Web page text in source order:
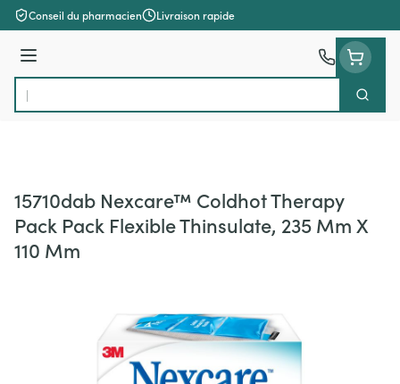
Aller au contenu
Conseil du pharmacien Livraison rapide
Menu
Rechercher
15710dab Nexcare™ Coldhot Therapy
Pack Pack Flexible Thinsulate, 235 Mm X
110 Mm